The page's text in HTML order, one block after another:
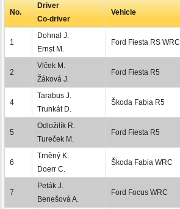
No.
Driver
Co-driver
Vehicle
1
Dohnal J.
Ernst M.
Ford Fiesta RS WRC
2
Vlček M.
Žáková J.
Ford Fiesta R5
4
Tarabus J.
Trunkát D.
Škoda Fabia R5
5
Odložilík R.
Tureček M.
Ford Fiesta R5
6
Trněný K.
Doerr C.
Škoda Fabia WRC
7
Peták J.
Benešová A.
Ford Focus WRC